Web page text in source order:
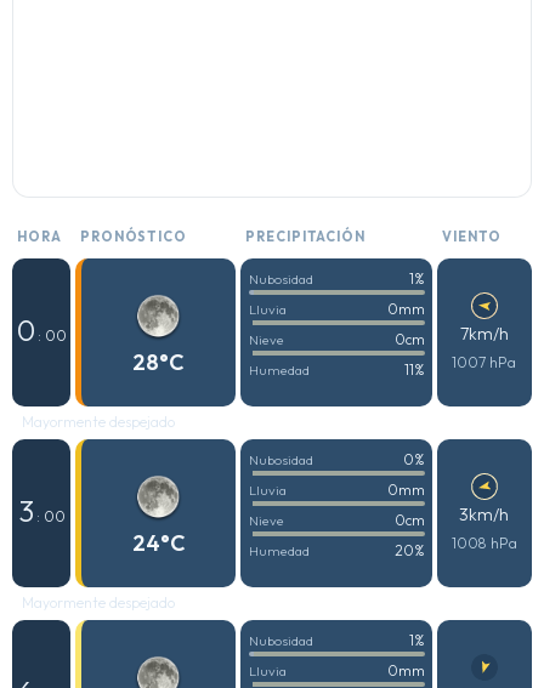
HORA PRONÓSTICO PRECIPITACIÓN VIENTO
0 : 00
28°C
Nubosidad 1%
Lluvia 0mm
Nieve 0cm
Humedad 11%
7km/h
1007 hPa
Mayormente despejado
3 : 00
24°C
Nubosidad 0%
Lluvia 0mm
Nieve 0cm
Humedad 20%
3km/h
1008 hPa
Mayormente despejado
Nubosidad 1%
Lluvia 0mm